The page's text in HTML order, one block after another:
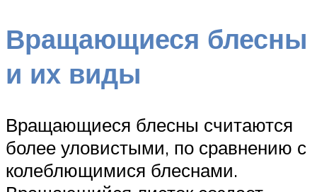
Вращающиеся блесны
и их виды
Вращающиеся блесны считаются
более уловистыми, по сравнению с
колеблющимися блеснами.